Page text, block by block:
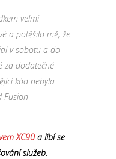
velmi
a potěšilo mě, že
v sobotu a do
za dodatečné
kód nebyla
Fusion
XC90 a líbí se
služeb.